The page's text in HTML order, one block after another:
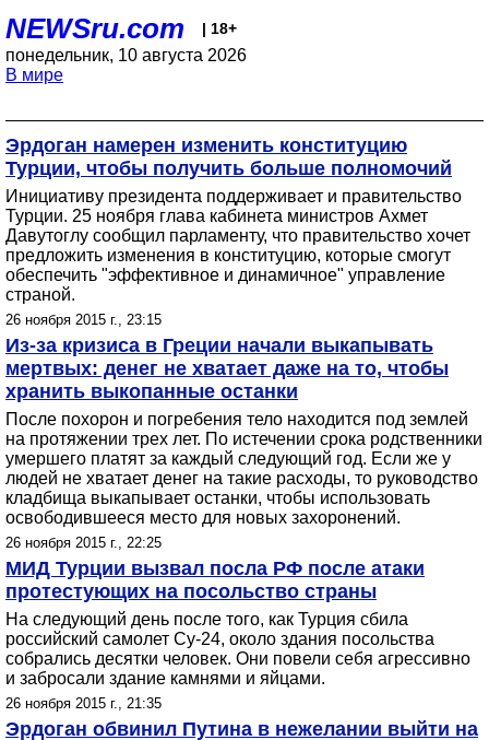
NEWSru.com | 18+
понедельник, 10 августа 2026
В мире
Эрдоган намерен изменить конституцию
Турции, чтобы получить больше полномочий
Инициативу президента поддерживает и правительство
Турции. 25 ноября глава кабинета министров Ахмет
Давутоглу сообщил парламенту, что правительство хочет
предложить изменения в конституцию, которые смогут
обеспечить "эффективное и динамичное" управление
страной.
26 ноября 2015 г., 23:15
Из-за кризиса в Греции начали выкапывать
мертвых: денег не хватает даже на то, чтобы
хранить выкопанные останки
После похорон и погребения тело находится под землей
на протяжении трех лет. По истечении срока родственники
умершего платят за каждый следующий год. Если же у
людей не хватает денег на такие расходы, то руководство
кладбища выкапывает останки, чтобы использовать
освободившееся место для новых захоронений.
26 ноября 2015 г., 22:25
МИД Турции вызвал посла РФ после атаки
протестующих на посольство страны
На следующий день после того, как Турция сбила
российский самолет Су-24, около здания посольства
собрались десятки человек. Они повели себя агрессивно
и забросали здание камнями и яйцами.
26 ноября 2015 г., 21:35
Эрдоган обвинил Путина в нежелании выйти на